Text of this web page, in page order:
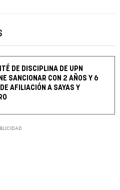
DE DISCIPLINA DE UPN
SANCIONAR CON 2 AÑOS Y 6
AFILIACIÓN A SAYAS Y